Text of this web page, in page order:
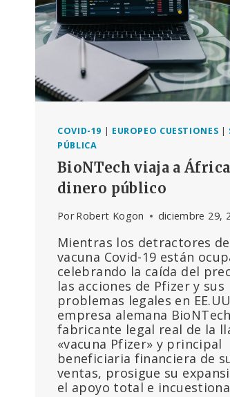
COVID-19 | EUROPEO CUESTIONES |
PÚBLICA
BioNTech viaja a
dinero público
Por Robert Kogon diciembre 29,
Mientras los detractores
vacuna Covid-19 están
celebrando la caída del
las acciones de Pfizer y sus
problemas legales en
empresa alemana
fabricante legal real de la
«vacuna Pfizer» y principal
beneficiaria financiera de
ventas, prosigue su
el apoyo total e